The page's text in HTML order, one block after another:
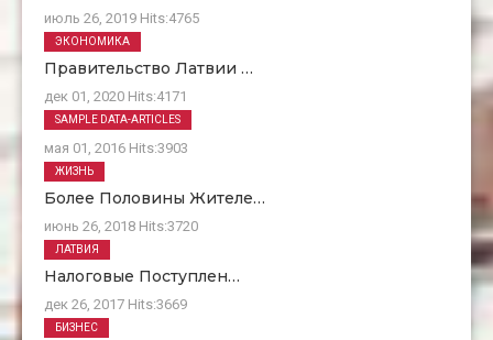
июль 26, 2019 Hits:4765
Правительство Латвии …
дек 01, 2020 Hits:4171
ЭКОНОМИКА
О Нас
мая 01, 2016 Hits:3903
SAMPLE DATA-ARTICLES
Более Половины Жителе…
июнь 26, 2018 Hits:3720
ЖИЗНЬ
Налоговые Поступлен…
дек 26, 2017 Hits:3669
ЛАТВИЯ
БИЗНЕС